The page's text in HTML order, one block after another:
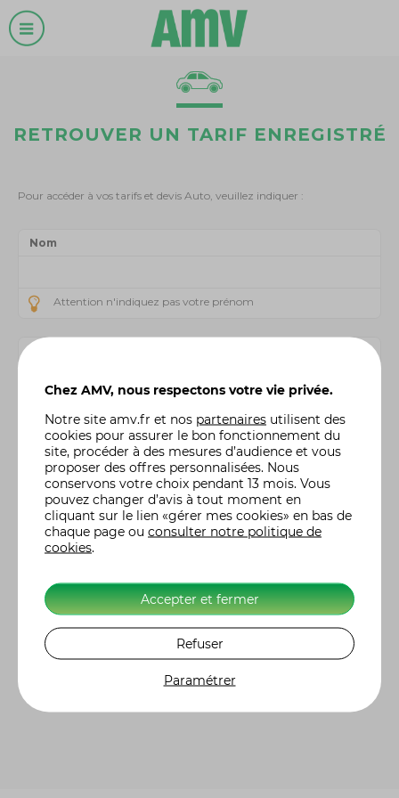
RETROUVER UN TARIF ENREGISTRÉ
Pour accéder à vos tarifs et devis Auto, veuillez indiquer :
Nom
Attention n'indiquez pas votre prénom
Code postal
RECHERCHER
Vous êtes client et souhaitez retrouver un tarif enregistré depuis
Connexion à mon Espace AMV
Chez AMV, nous respectons votre vie privée.
Notre site amv.fr et nos partenaires utilisent des
cookies pour assurer le bon fonctionnement du
site, procéder à des mesures d’audience et vous
proposer des offres personnalisées. Nous
conservons votre choix pendant 13 mois. Vous
pouvez changer d’avis à tout moment en
cliquant sur le lien «gérer mes cookies» en bas de
chaque page ou consulter notre politique de
cookies.
Accepter et fermer
Refuser
Paramétrer